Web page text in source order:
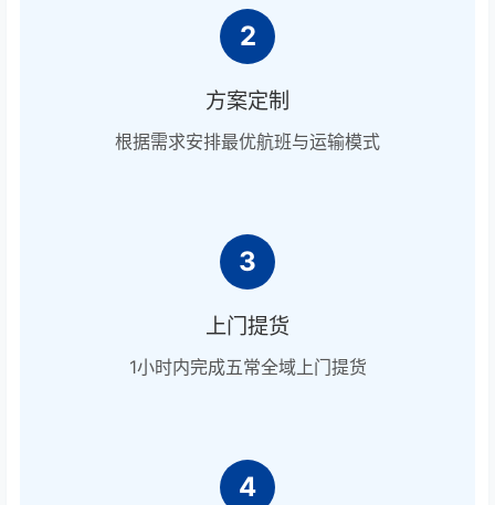
2
方案定制
根据需求安排最优航班与运输模式
3
上门提货
1小时内完成五常全域上门提货
4